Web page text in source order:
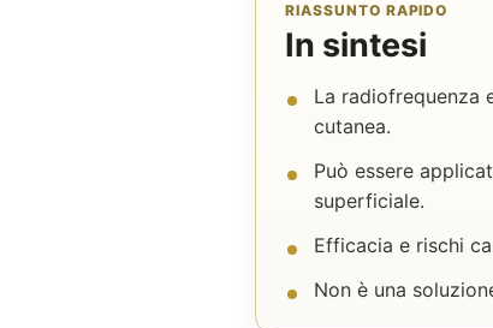
RIASSUNTO RAPIDO
In sintesi
La radiofrequenza
cutanea.
Può essere
superficiale.
Efficacia e rischi
Non è una